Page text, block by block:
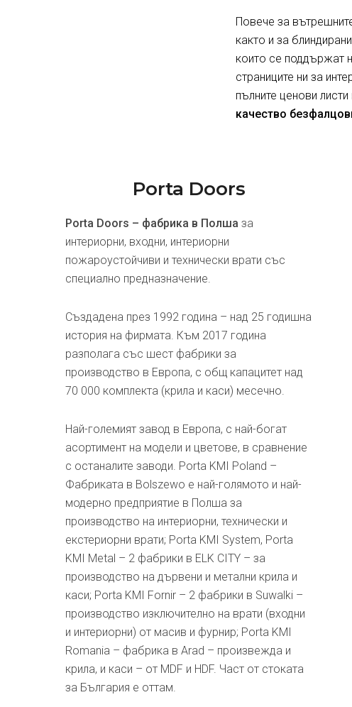
Повече за
както и за
които се поддържат
страниците ни за
пълните ценови листи
качество
Porta Doors
Porta Doors – фабрика в Полша за
интериорни, входни, интериорни
пожароустойчиви и технически врати със
специално предназначение.
Създадена през 1992 година – над 25 годишна
история на фирмата. Към 2017 година
разполага със шест фабрики за
производство в Европа, с общ капацитет над
70 000 комплекта (крила и каси) месечно.
Най-големият завод в Европа, с най-богат
асортимент на модели и цветове, в сравнение
с останалите заводи. Porta KMI Poland –
Фабриката в Bolszewo е най-голямото и най-
модерно предприятие в Полша за
производство на интериорни, технически и
екстериорни врати; Porta KMI System, Porta
KMI Metal – 2 фабрики в ELK CITY – за
производство на дървени и метални крила и
каси; Porta KMI Fornir – 2 фабрики в Suwalki –
производство изключително на врати (входни
и интериорни) от масив и фурнир; Porta KMI
Romania – фабрика в Arad – произвежда и
крила, и каси – от MDF и HDF. Част от стоката
за България е оттам.